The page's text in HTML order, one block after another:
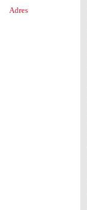
Adres